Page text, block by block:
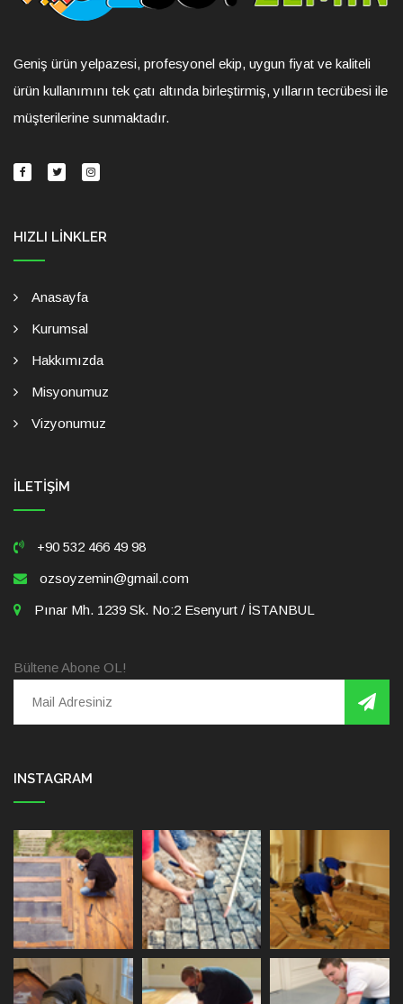
Geniş ürün yelpazesi, profesyonel ekip, uygun fiyat ve kaliteli
ürün kullanımını tek çatı altında birleştirmiş, yılların tecrübesi ile
müşterilerine sunmaktadır.
HIZLI LINKLER
Anasayfa
Kurumsal
Hakkımızda
Misyonumuz
Vizyonumuz
İLETIŞIM
+90 532 466 49 98
ozsoyzemin@gmail.com
Pınar Mh. 1239 Sk. No:2 Esenyurt / İSTANBUL
Bültene Abone OL!
INSTAGRAM